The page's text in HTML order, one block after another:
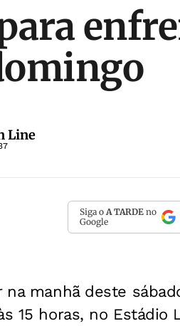
Line
Siga o A TARDE no
Google
manhã deste
15 horas, no Estádio